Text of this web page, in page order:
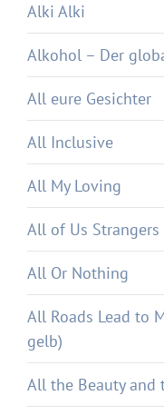
Alki Alki
Alkohol – Der
All eure Gesichter
All Inclusive
All My Loving
All of Us Strangers
All Or Nothing
All Roads Lead to
gelb)
All the Beauty and